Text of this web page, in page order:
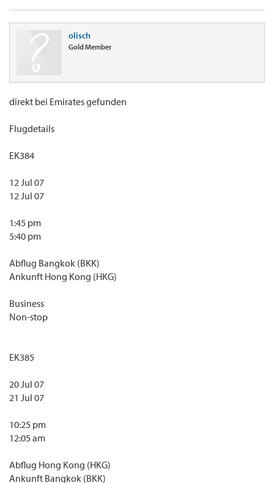
olisch
Gold Member
direkt bei Emirates gefunden
Flugdetails
EK384
12 Jul 07
12 Jul 07
1:45 pm
5:40 pm
Abflug Bangkok (BKK)
Ankunft Hong Kong (HKG)
Business
Non-stop
EK385
20 Jul 07
21 Jul 07
10:25 pm
12:05 am
Abflug Hong Kong (HKG)
Ankunft Bangkok (BKK)